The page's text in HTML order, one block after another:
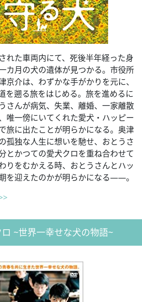
れた車両内にて、死後半年経った身
カ月の犬の遺体が見つかる。市役所
京介は、わずかな手がかりを元に、
を遡る旅をはじめる。旅を進めるに
さんが病気、失業、離婚、一家離散
唯一傍にいてくれた愛犬・ハッピー
旅に出たことが明らかになる。奥津
孤独な人生に想いを馳せ、おとうさ
とかつての愛犬クロを重ね合わせて
りをむかえる時、おとうさんとハッ
を迎えたのかが明らかになる――。
~世界一幸せな犬の物語~